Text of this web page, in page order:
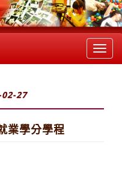
27
業學分學程